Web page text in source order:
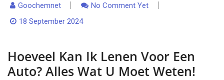
Goochemnet
No Comment Yet
18 September 2024
Hoeveel Kan Ik Lenen Voor Een
Auto? Alles Wat U Moet Weten!